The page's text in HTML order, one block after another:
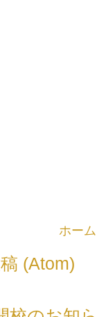
ホーム
(Atom)